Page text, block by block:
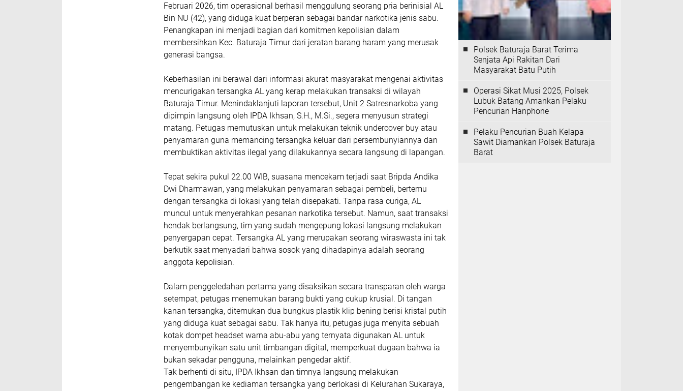
Februari 2026, tim operasional berhasil menggulung seorang pria berinisial AL
Bin NU (42), yang diduga kuat berperan sebagai bandar narkotika jenis sabu.
Penangkapan ini menjadi bagian dari komitmen kepolisian dalam
membersihkan Kec. Baturaja Timur dari jeratan barang haram yang merusak
generasi bangsa.
Keberhasilan ini berawal dari informasi akurat masyarakat mengenai aktivitas
mencurigakan tersangka AL yang kerap melakukan transaksi di wilayah
Baturaja Timur. Menindaklanjuti laporan tersebut, Unit 2 Satresnarkoba yang
dipimpin langsung oleh IPDA Ikhsan, S.H., M.Si., segera menyusun strategi
matang. Petugas memutuskan untuk melakukan teknik undercover buy atau
penyamaran guna memancing tersangka keluar dari persembunyiannya dan
membuktikan aktivitas ilegal yang dilakukannya secara langsung di lapangan.
Tepat sekira pukul 22.00 WIB, suasana mencekam terjadi saat Bripda Andika
Dwi Dharmawan, yang melakukan penyamaran sebagai pembeli, bertemu
dengan tersangka di lokasi yang telah disepakati. Tanpa rasa curiga, AL
muncul untuk menyerahkan pesanan narkotika tersebut. Namun, saat transaksi
hendak berlangsung, tim yang sudah mengepung lokasi langsung melakukan
penyergapan cepat. Tersangka AL yang merupakan seorang wiraswasta ini tak
berkutik saat menyadari bahwa sosok yang dihadapinya adalah seorang
anggota kepolisian.
Dalam penggeledahan pertama yang disaksikan secara transparan oleh warga
setempat, petugas menemukan barang bukti yang cukup krusial. Di tangan
kanan tersangka, ditemukan dua bungkus plastik klip bening berisi kristal putih
yang diduga kuat sebagai sabu. Tak hanya itu, petugas juga menyita sebuah
kotak dompet headset warna abu-abu yang ternyata digunakan AL untuk
menyembunyikan satu unit timbangan digital, memperkuat dugaan bahwa ia
bukan sekadar pengguna, melainkan pengedar aktif.
Tak berhenti di situ, IPDA Ikhsan dan timnya langsung melakukan
pengembangan ke kediaman tersangka yang berlokasi di Kelurahan Sukaraya,
Polsek Baturaja Barat Terima
Senjata Api Rakitan Dari
Masyarakat Batu Putih
Operasi Sikat Musi 2025, Polsek
Lubuk Batang Amankan Pelaku
Pencurian Hanphone
Pelaku Pencurian Buah Kelapa
Sawit Diamankan Polsek Baturaja
Barat